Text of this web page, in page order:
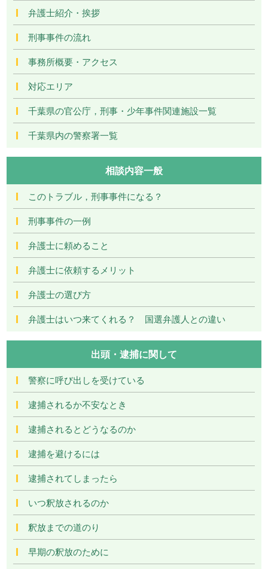
弁護士紹介・挨拶
刑事事件の流れ
事務所概要・アクセス
対応エリア
千葉県の官公庁，刑事・少年事件関連施設一覧
千葉県内の警察署一覧
相談内容一般
このトラブル，刑事事件になる？
刑事事件の一例
弁護士に頼めること
弁護士に依頼するメリット
弁護士の選び方
弁護士はいつ来てくれる？ 国選弁護人との違い
出頭・逮捕に関して
警察に呼び出しを受けている
逮捕されるか不安なとき
逮捕されるとどうなるのか
逮捕を避けるには
逮捕されてしまったら
いつ釈放されるのか
釈放までの道のり
早期の釈放のために